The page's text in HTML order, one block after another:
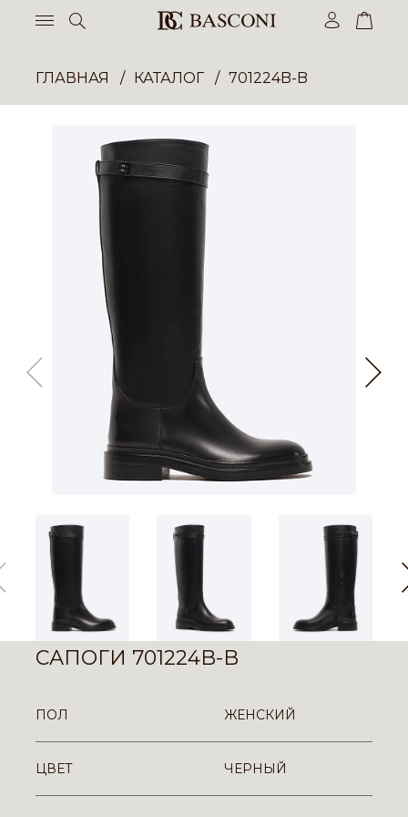
ГЛАВНАЯ КАТАЛОГ 701224B-B
САПОГИ 701224B-B
ПОЛ ЖЕНСКИЙ
ЦВЕТ ЧЕРНЫЙ